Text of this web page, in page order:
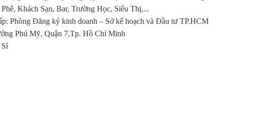
Khách Sạn, Bar, Trường Học, Siêu Thị,...
Phòng Đăng ký kinh doanh – Sở kế hoạch và Đầu tư TP.HCM
Phú Mỹ, Quận 7,Tp. Hồ Chí Minh
Sỉ